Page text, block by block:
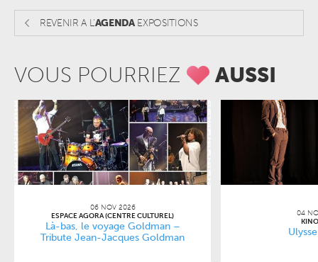
REVENIR A L'AGENDAEXPOSITIONS
VOUS POURRIEZ AUSSI
06 NOV 2026
ESPACE AGORA (CENTRE CULTUREL)
Là-bas, le voyage Goldman –
Tribute Jean-Jacques Goldman
04